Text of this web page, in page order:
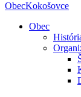
ObecKokošovce
Obec